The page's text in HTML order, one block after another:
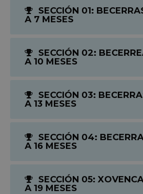
SECCIÓN 01:
A 7 MESES
SECCIÓN 02:
A 10 MESES
SECCIÓN 03:
A 13 MESES
SECCIÓN 04:
A 16 MESES
SECCIÓN 05:
A 19 MESES